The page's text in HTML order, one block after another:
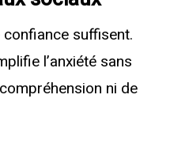
suffisent.
l’anxiété sans
ni de